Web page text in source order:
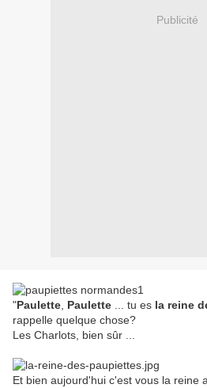
Publicité
"Paulette Paulette ... tu es la reine
rappelle quelque chose?
Les Charlots, bien sûr ...
Et bien aujourd'hui c'est vous la reine